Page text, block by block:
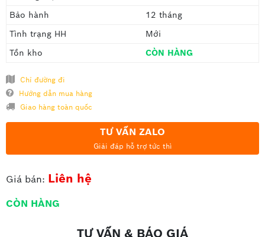
Bảo hành
12 tháng
Tình trạng HH
Mới
Tồn kho
CÒN HÀNG
Chỉ đường đi
Hướng dẫn mua hàng
Giao hàng toàn quốc
TƯ VẤN ZALO
Giải đáp hỗ trợ tức thì
Giá bán: Liên hệ
CÒN HÀNG
TƯ VẤN & BÁO GIÁ